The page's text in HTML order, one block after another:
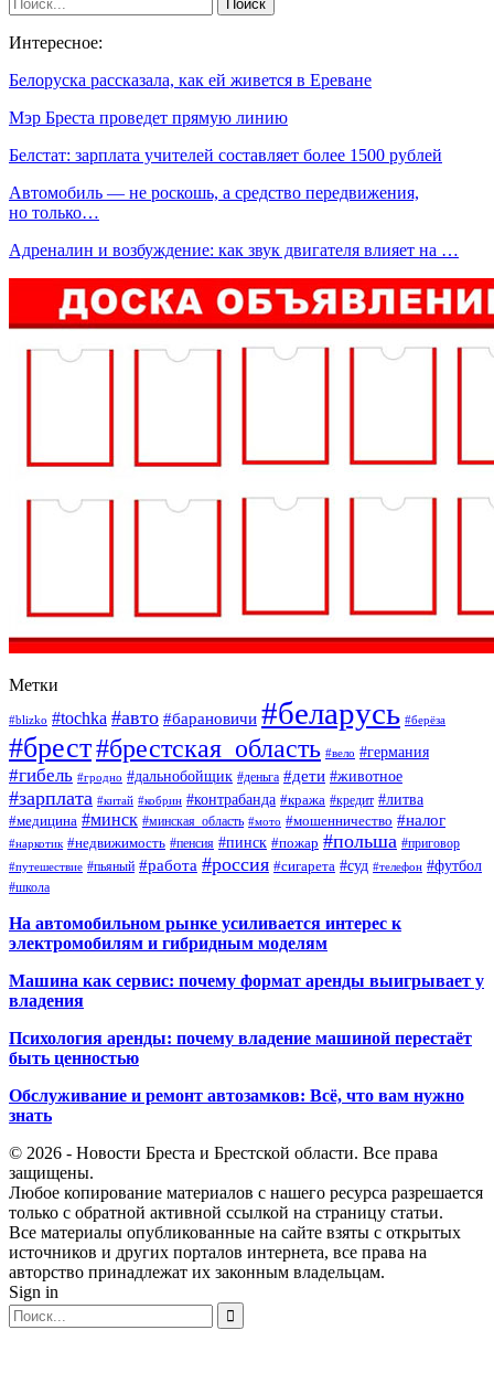
Интересное:
Белоруска рассказала, как ей живется в Ереване
Мэр Бреста проведет прямую линию
Белстат: зарплата учителей составляет более 1500 рублей
Автомобиль — не роскошь, а средство передвижения,
но только…
Адреналин и возбуждение: как звук двигателя влияет на …
Метки
#blizko #tochka #авто #барановичи #беларусь #берёза
#брест#брестская_область #вело #германия
#гибель #гродно #дальнобойщик #деньга #дети #животное
#зарплата #китай #кобрин #контрабанда #кража #кредит #литва
#медицина #минск #минская_область #мото #мошенничество #налог
#наркотик #недвижимость #пенсия #пинск #пожар #польша #приговор
#путешествие #пьяный #работа #россия #сигарета #суд #телефон #футбол
#школа
На автомобильном рынке усиливается интерес к
электромобилям и гибридным моделям
Машина как сервис: почему формат аренды выигрывает у
владения
Психология аренды: почему владение машиной перестаёт
быть ценностью
Обслуживание и ремонт автозамков: Всё, что вам нужно
знать
© 2026 - Новости Бреста и Брестской области. Все права
защищены.
Любое копирование материалов с нашего ресурса разрешается
только с обратной активной ссылкой на страницу статьи.
Все материалы опубликованные на сайте взяты с открытых
источников и других порталов интернета, все права на
авторство принадлежат их законным владельцам.
Sign in